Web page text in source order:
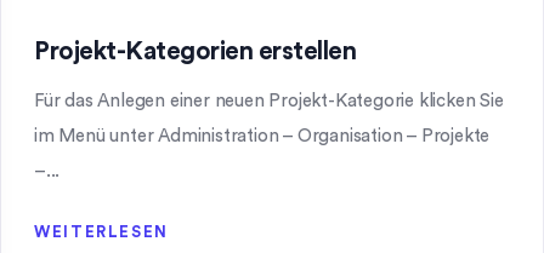
Projekt-Kategorien erstellen
Für das Anlegen einer neuen Projekt-Kategorie klicken Sie
im Menü unter Administration – Organisation – Projekte
–...
WEITERLESEN